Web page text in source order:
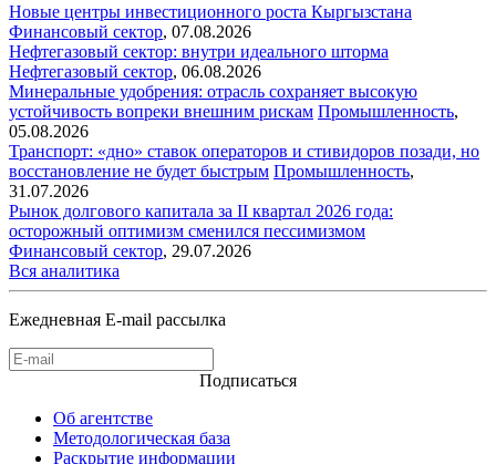
Новые центры инвестиционного роста Кыргызстана
Финансовый сектор, 07.08.2026
Нефтегазовый сектор: внутри идеального шторма
Нефтегазовый сектор, 06.08.2026
Минеральные удобрения: отрасль сохраняет высокую
устойчивость вопреки внешним рискам Промышленность,
05.08.2026
Транспорт: «дно» ставок операторов и стивидоров позади, но
восстановление не будет быстрым Промышленность,
31.07.2026
Рынок долгового капитала за II квартал 2026 года:
осторожный оптимизм сменился пессимизмом
Финансовый сектор, 29.07.2026
Вся аналитика
Ежедневная E-mail рассылка
Подписаться
Об агентстве
Методологическая база
Раскрытие информации